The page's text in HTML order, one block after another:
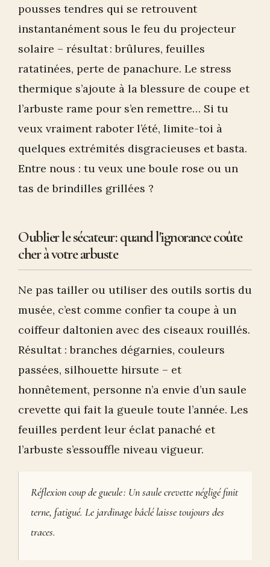
pousses tendres qui se retrouvent
instantanément sous le feu du projecteur
solaire – résultat : brûlures, feuilles
ratatinées, perte de panachure. Le stress
thermique s’ajoute à la blessure de coupe et
l’arbuste rame pour s’en remettre… Si tu
veux vraiment raboter l’été, limite-toi à
quelques extrémités disgracieuses et basta.
Entre nous : tu veux une boule rose ou un
tas de brindilles grillées ?
Oublier le sécateur : quand l'ignorance coûte
cher à votre arbuste
Ne pas tailler ou utiliser des outils sortis du
musée, c’est comme confier ta coupe à un
coiffeur daltonien avec des ciseaux rouillés.
Résultat : branches dégarnies, couleurs
passées, silhouette hirsute – et
honnêtement, personne n’a envie d’un saule
crevette qui fait la gueule toute l’année. Les
feuilles perdent leur éclat panaché et
l’arbuste s’essouffle niveau vigueur.
Réflexion coup de gueule : Un saule crevette négligé finit
terne, fatigué. Le jardinage bâclé laisse toujours des
traces.